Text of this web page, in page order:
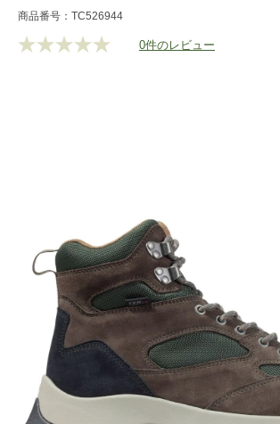
https://www.llbean.co.jp/mens/shoes/
boots/g/P5837957.html
商品番号：TC526944
評
ン
ク。
0件のレビュー